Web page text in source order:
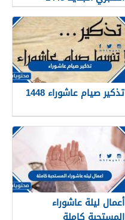
تذكير صيام عاشوراء 1448
أعمال ليلة عاشوراء